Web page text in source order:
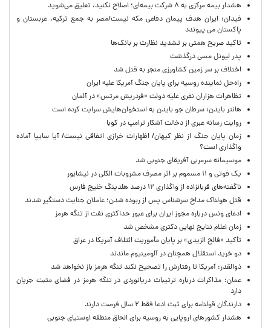
هشدار بیمه مرکزی به ۸ شرکت بیمه‌ای؛ اصلاح نکنید، تعلیق می‌شوید
فیدان: ایران هدف پیمان دفاعی مکه نیست/مصر به جمع ترکیه، عربستان و
پاکستان می پیوندد
تاکید صریح همتی بر تشدید نظارت بر بانک‌ها
پدر لیونل مسی درگذشت
اختلاف بر سر زمین کشاورزی منجر به قتل شد
راه‌حل نماینده روسیه برای پایان جنگ آمریکا علیه ایران
تظاهرات هزاران نفری علیه دولت «فردریش مرتس» در آلمان
هانتر بایدن: سرطان جو بایدن به استخوان‌هایش سرایت کرده است
روایت رسانه عبری از دخالت آشکار ترامپ در کوبا
زمان پایان جنگ از نظر کیهان/ اظهارات خرازی اتفاقی نیست/ آیا سایپا آماده
واگذاری است؟
موسیمانه سرمربی آفریقای جنوبی شد
یک فوتی و ۱۱ مسموم بر اثر مصرف مشروبات الکلی در نیشابور
ناگفته‌های قربانزاده از واگذاری ۱۲ درصد هلدینگ خلیج فارس
قتل هولناک مداح سرشناس پس از ربوده شدن؛ عاملان جنایت دستگیر شدند
ادعای ونس درباره مجوز ایران برای عبور حداکثری نفت از تنگه هرمز
زمان اعلام نتایج نهایی دکتری مشخص شد
تأکید «فالح الزیدی» بر پایان مأموریت ائتلاف آمریکا در عراق
دو خرید استقلال همچنان در آلومینیوم ماندند
ذوالقدر: آمریکا تا رفتارش را تصحیح نکند تنگه هرمز باز نخواهد شد
عمان: مذاکرات درباره ترتیبات دریانوردی در تنگه هرمز در فضای مثبت جریان
دارد
دارندگان قولنامه برای ثبت ادعا فقط ۲ سال فرصت دارند
هشدار کشورهای اروپایی به روسیه برای الحاق منطقه اوستیای جنوبی